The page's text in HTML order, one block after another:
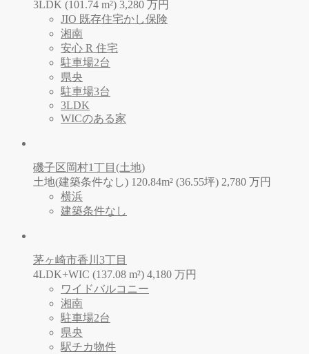
3LDK (101.74 m²) 3,280 万円
JIO 既存住宅かし保険
湘南
安心 R 住宅
駐車場2台
県央
駐車場3台
3LDK
WICのある家
磯子区岡村1丁目(土地)
土地(建築条件なし) 120.84m² (36.55坪) 2,780 万円
横浜
建築条件なし
茅ヶ崎市香川3丁目
4LDK+WIC (137.08 m²) 4,180 万円
ワイドバルコニー
湘南
駐車場2台
県央
駅チカ物件